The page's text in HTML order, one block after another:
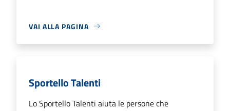
VAI ALLA PAGINA
Sportello Talenti
Lo Sportello Talenti aiuta le persone che